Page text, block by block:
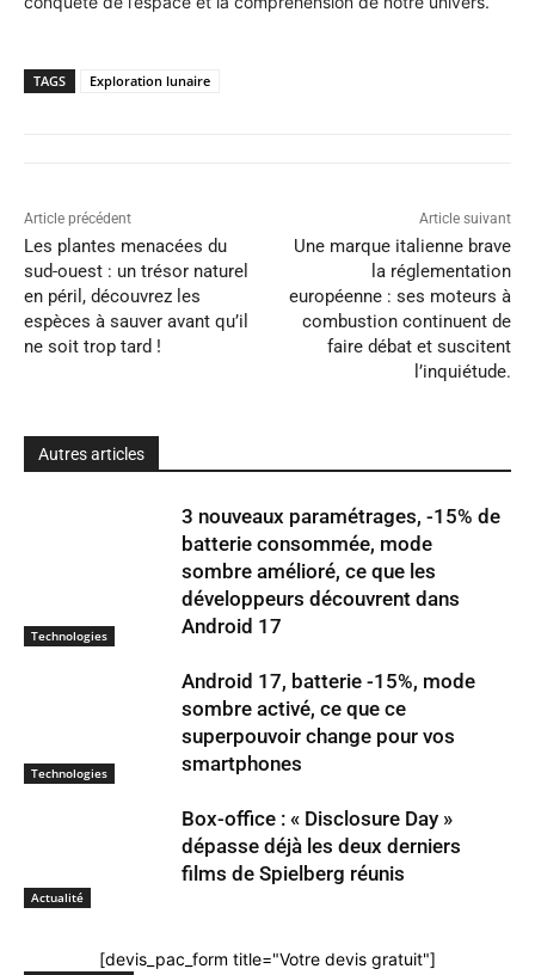
TAGS Exploration lunaire
Article précédent
Les plantes menacées du
sud-ouest : un trésor naturel
en péril, découvrez les
espèces à sauver avant qu’il
ne soit trop tard !
Article suivant
Une marque italienne brave
la réglementation
européenne : ses moteurs à
combustion continuent de
faire débat et suscitent
l’inquiétude.
Autres articles
Technologies
3 nouveaux paramétrages, -15% de
batterie consommée, mode
sombre amélioré, ce que les
développeurs découvrent dans
Android 17
Technologies
Android 17, batterie -15%, mode
sombre activé, ce que ce
superpouvoir change pour vos
smartphones
Actualité
Box-office : « Disclosure Day »
dépasse déjà les deux derniers
films de Spielberg réunis
[devis_pac_form title="Votre devis gratuit"]